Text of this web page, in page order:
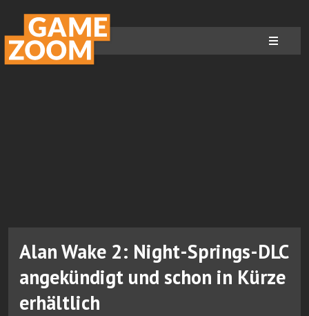
Alan Wake 2: Night-Springs-DLC
angekündigt und schon in Kürze
erhältlich